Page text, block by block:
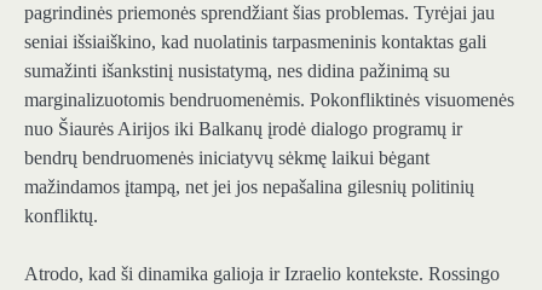
pagrindinės priemonės sprendžiant šias problemas. Tyrėjai jau
seniai išsiaiškino, kad nuolatinis tarpasmeninis kontaktas gali
sumažinti išankstinį nusistatymą, nes didina pažinimą su
marginalizuotomis bendruomenėmis. Pokonfliktinės visuomenės
nuo Šiaurės Airijos iki Balkanų įrodė dialogo programų ir
bendrų bendruomenės iniciatyvų sėkmę laikui bėgant
mažindamos įtampą, net jei jos nepašalina gilesnių politinių
konfliktų.
Atrodo, kad ši dinamika galioja ir Izraelio kontekste. Rossingo